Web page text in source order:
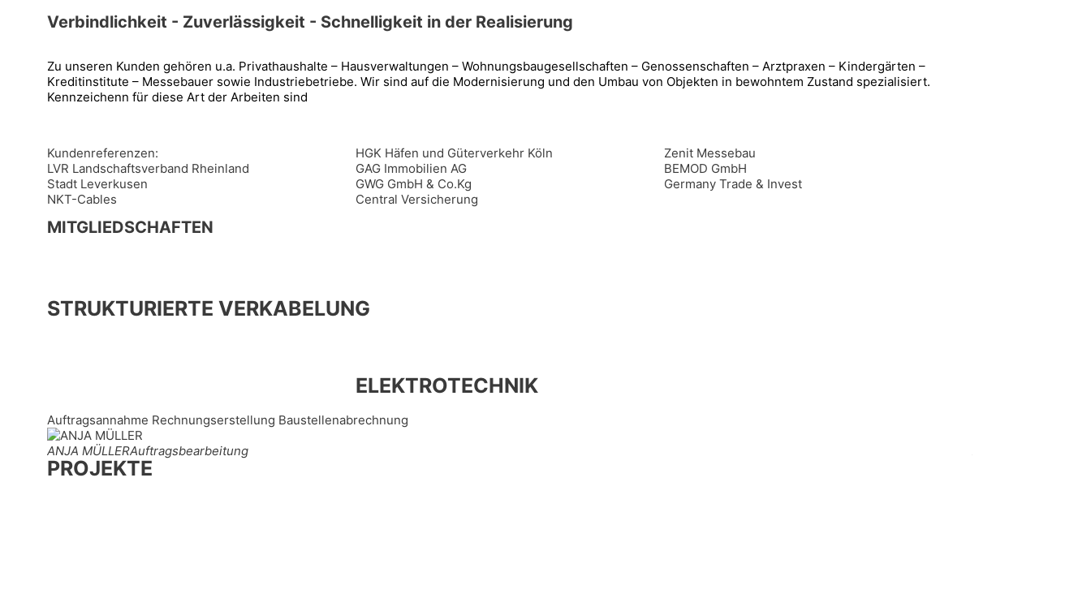
Verbindlichkeit - Zuverlässigkeit - Schnelligkeit in der Realisierung
Zu unseren Kunden gehören u.a. Privathaushalte – Hausverwaltungen – Wohnungsbaugesellschaften – Genossenschaften – Arztpraxen – Kindergärten –
Kreditinstitute – Messebauer sowie Industriebetriebe. Wir sind auf die Modernisierung und den Umbau von Objekten in bewohntem Zustand spezialisiert.
Kennzeichenn für diese Art der Arbeiten sind
Kundenreferenzen:
LVR Landschaftsverband Rheinland
Stadt Leverkusen
NKT-Cables
HGK Häfen und Güterverkehr Köln
GAG Immobilien AG
GWG GmbH & Co.Kg
Central Versicherung
Zenit Messebau
BEMOD GmbH
Germany Trade & Invest
MITGLIEDSCHAFTEN
STRUKTURIERTE VERKABELUNG
ELEKTROTECHNIK
Auftragsannahme Rechnungserstellung Baustellenabrechnung
ANJA MÜLLERAuftragsbearbeitung
PROJEKTE